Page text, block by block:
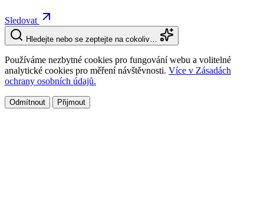
Sledovat
Hledejte nebo se zeptejte na cokoliv…
Používáme nezbytné cookies pro fungování webu a volitelné
analytické cookies pro měření návštěvnosti. Více v Zásadách
ochrany osobních údajů.
Odmítnout Přijmout